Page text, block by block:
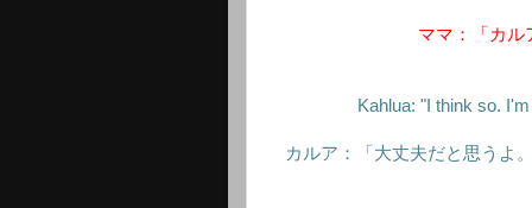
ママ：「カル
Kahlua: "I think so.
カルア：「大丈夫だと思うよ